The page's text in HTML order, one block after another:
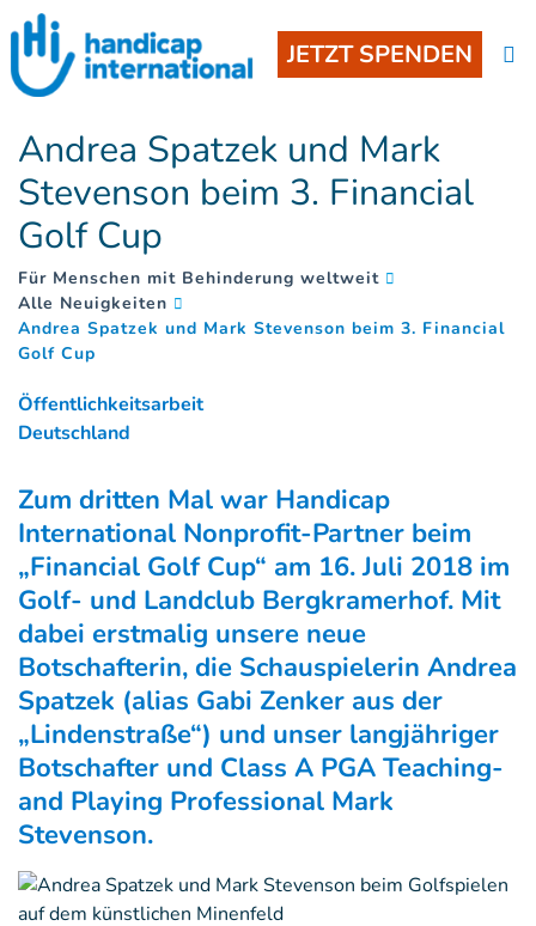
JETZT SPENDEN
Andrea Spatzek und Mark
Stevenson beim 3. Financial
Golf Cup
Für Menschen mit Behinderung weltweit
Alle Neuigkeiten
Andrea Spatzek und Mark Stevenson beim 3. Financial
Golf Cup
Öffentlichkeitsarbeit
Deutschland
Zum dritten Mal war Handicap
International Nonprofit-Partner beim
„Financial Golf Cup“ am 16. Juli 2018 im
Golf- und Landclub Bergkramerhof. Mit
dabei erstmalig unsere neue
Botschafterin, die Schauspielerin Andrea
Spatzek (alias Gabi Zenker aus der
„Lindenstraße“) und unser langjähriger
Botschafter und Class A PGA Teaching-
and Playing Professional Mark
Stevenson.